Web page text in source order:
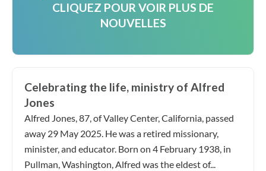
CLIQUEZ POUR VOIR PLUS DE
NOUVELLES
Celebrating the life, ministry of Alfred
Jones
Alfred Jones, 87, of Valley Center, California, passed
away 29 May 2025. He was a retired missionary,
minister, and educator. Born on 4 February 1938, in
Pullman, Washington, Alfred was the eldest of...